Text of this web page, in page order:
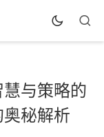
与策略的
秘解析